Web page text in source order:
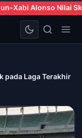
Chelsea Seimbang
pada Laga Terakhir